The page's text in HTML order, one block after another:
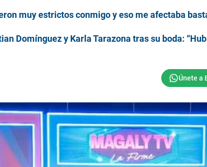
muy estrictos conmigo y eso me afectaba
Domínguez y Karla Tarazona tras su boda: